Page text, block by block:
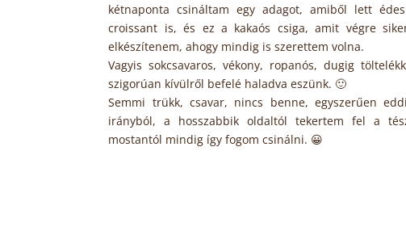
kétnaponta csináltam egy adagot, amiből lett
croissant is, és ez a kakaós csiga, amit végre
elkészítenem, ahogy mindig is szerettem volna.
Vagyis sokcsavaros, vékony, ropanós, dugig
szigorúan kívülről befelé haladva eszünk. 🙂
Semmi trükk, csavar, nincs benne, egyszerűen
irányból, a hosszabbik oldaltól tekertem fel a
mostantól mindig így fogom csinálni. 😀